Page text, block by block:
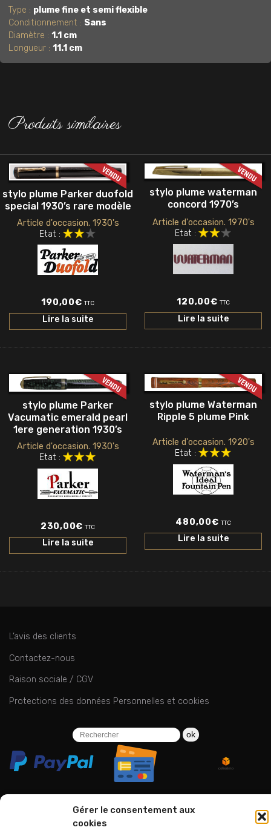
Gérer le consentement aux
cookies
Type : plume fine et semi flexible
Conditionnement : Sans
Diamètre :1.1 cm
Longueur :11.1 cm
Produits similaires
stylo plume Parker duofold
special 1930’s rare modèle
Article d'occasion. 1930's
Etat :
190,00€ TTC
Lire la suite
stylo plume waterman
concord 1970’s
Article d'occasion. 1970's
Etat :
120,00€ TTC
Lire la suite
stylo plume Parker
Vacumatic emerald pearl
1ere generation 1930’s
Article d'occasion. 1930's
Etat :
230,00€ TTC
Lire la suite
stylo plume Waterman
Ripple 5 plume Pink
Article d'occasion. 1920's
Etat :
480,00€ TTC
Lire la suite
L’avis des clients
Contactez-nous
Raison sociale / CGV
Protections des données Personnelles et cookies
ok
06 24 94 44 05